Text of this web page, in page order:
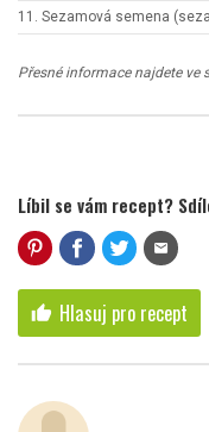
11. Sezamová semena
Přesné informace najdete ve
Líbil se vám recept?
mail
thumb_up Hlasuj pro recept